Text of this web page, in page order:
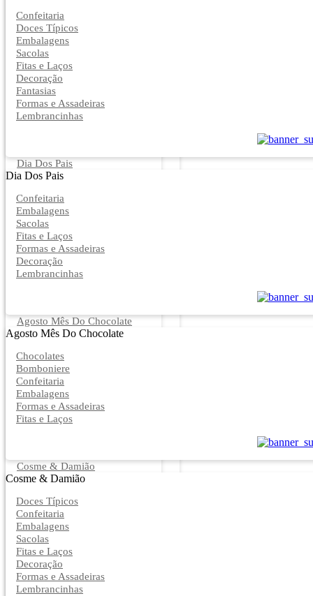
Confeitaria
Doces Típicos
Embalagens
Sacolas
Fitas e Laços
Decoração
Fantasias
Formas e Assadeiras
Lembrancinhas
Dia Dos Pais
Dia Dos Pais
Confeitaria
Embalagens
Sacolas
Fitas e Laços
Formas e Assadeiras
Decoração
Lembrancinhas
Agosto Mês Do Chocolate
Agosto Mês Do Chocolate
Chocolates
Bomboniere
Confeitaria
Embalagens
Formas e Assadeiras
Fitas e Laços
Cosme & Damião
Cosme & Damião
Doces Típicos
Confeitaria
Embalagens
Sacolas
Fitas e Laços
Decoração
Formas e Assadeiras
Lembrancinhas